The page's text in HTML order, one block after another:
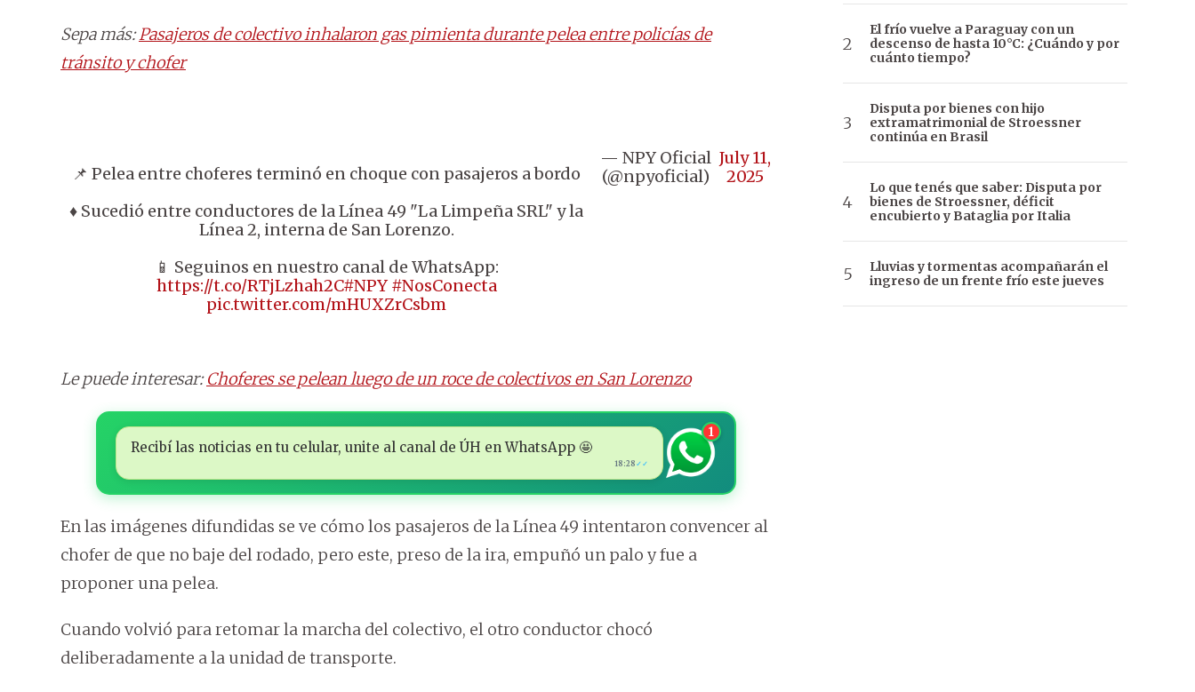
Sepa más:Pasajeros de colectivo inhalaron gas pimienta durante pelea entre policías de
tránsito y chofer
📌 Pelea entre choferes terminó en choque con pasajeros a bordo
♦️ Sucedió entre conductores de la Línea 49 "La Limpeña SRL" y la
Línea 2, interna de San Lorenzo.
📱 Seguinos en nuestro canal de WhatsApp:
https://t.co/RTjLzhah2C#NPY #NosConecta
pic.twitter.com/mHUXZrCsbm
— NPY Oficial
(@npyoficial)
July 11,
2025
Le puede interesar:Choferes se pelean luego de un roce de colectivos en San Lorenzo
Recibí las noticias en tu celular, unite al canal de ÚH en WhatsApp 🤩
18:28 ✓✓
1
En las imágenes difundidas se ve cómo los pasajeros de la Línea 49 intentaron convencer al
chofer de que no baje del rodado, pero este, preso de la ira, empuñó un palo y fue a
proponer una pelea.
Cuando volvió para retomar la marcha del colectivo, el otro conductor chocó
deliberadamente a la unidad de transporte.
El frío vuelve a Paraguay con un
descenso de hasta 10°C: ¿Cuándo y por
cuánto tiempo?
Disputa por bienes con hijo
extramatrimonial de Stroessner
continúa en Brasil
Lo que tenés que saber: Disputa por
bienes de Stroessner, déficit
encubierto y Bataglia por Italia
Lluvias y tormentas acompañarán el
ingreso de un frente frío este jueves